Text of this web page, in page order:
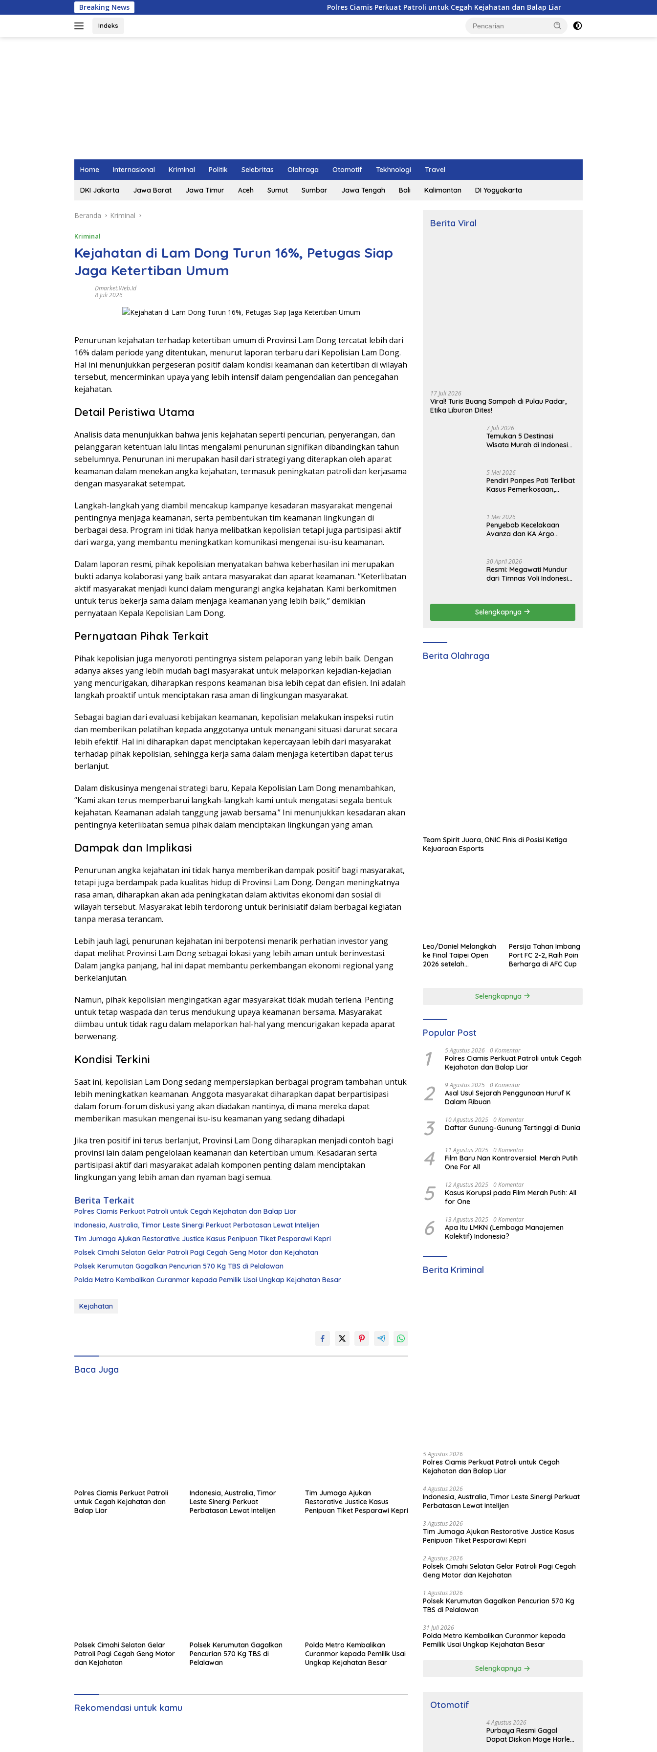
ke
Breaking News Polres Ciamis Perkuat Patroli untuk Cegah Kejahatan dan Balap Liar Gaji Manajer Kopdes Rp 16
Indeks
Home Internasional Kriminal Politik Selebritas Olahraga Otomotif Tekhnologi Travel
DKI Jakarta Jawa Barat Jawa Timur Aceh Sumut Sumbar Jawa Tengah Bali Kalimantan DI Yogyakarta
Beranda Kriminal
Kriminal
Kejahatan di Lam Dong Turun 16%, Petugas Siap
Jaga Ketertiban Umum
Dmarket.web.id
8 Juli 2026
Penurunan kejahatan terhadap ketertiban umum di Provinsi Lam Dong tercatat lebih dari
16% dalam periode yang ditentukan, menurut laporan terbaru dari Kepolisian Lam Dong.
Hal ini menunjukkan pergeseran positif dalam kondisi keamanan dan ketertiban di wilayah
tersebut, mencerminkan upaya yang lebih intensif dalam pengendalian dan pencegahan
kejahatan.
Detail Peristiwa Utama
Analisis data menunjukkan bahwa jenis kejahatan seperti pencurian, penyerangan, dan
pelanggaran ketentuan lalu lintas mengalami penurunan signifikan dibandingkan tahun
sebelumnya. Penurunan ini merupakan hasil dari strategi yang diterapkan oleh aparat
keamanan dalam menekan angka kejahatan, termasuk peningkatan patroli dan kerjasama
dengan masyarakat setempat.
Langkah-langkah yang diambil mencakup kampanye kesadaran masyarakat mengenai
pentingnya menjaga keamanan, serta pembentukan tim keamanan lingkungan di
berbagai desa. Program ini tidak hanya melibatkan kepolisian tetapi juga partisipasi aktif
dari warga, yang membantu meningkatkan komunikasi mengenai isu-isu keamanan.
Dalam laporan resmi, pihak kepolisian menyatakan bahwa keberhasilan ini merupakan
bukti adanya kolaborasi yang baik antara masyarakat dan aparat keamanan. “Keterlibatan
aktif masyarakat menjadi kunci dalam mengurangi angka kejahatan. Kami berkomitmen
untuk terus bekerja sama dalam menjaga keamanan yang lebih baik,” demikian
pernyataan Kepala Kepolisian Lam Dong.
Pernyataan Pihak Terkait
Pihak kepolisian juga menyoroti pentingnya sistem pelaporan yang lebih baik. Dengan
adanya akses yang lebih mudah bagi masyarakat untuk melaporkan kejadian-kejadian
yang mencurigakan, diharapkan respons keamanan bisa lebih cepat dan efisien. Ini adalah
langkah proaktif untuk menciptakan rasa aman di lingkungan masyarakat.
Sebagai bagian dari evaluasi kebijakan keamanan, kepolisian melakukan inspeksi rutin
dan memberikan pelatihan kepada anggotanya untuk menangani situasi darurat secara
lebih efektif. Hal ini diharapkan dapat menciptakan kepercayaan lebih dari masyarakat
terhadap pihak kepolisian, sehingga kerja sama dalam menjaga ketertiban dapat terus
berlanjut.
Dalam diskusinya mengenai strategi baru, Kepala Kepolisian Lam Dong menambahkan,
“Kami akan terus memperbarui langkah-langkah kami untuk mengatasi segala bentuk
kejahatan. Keamanan adalah tanggung jawab bersama.” Ini menunjukkan kesadaran akan
pentingnya keterlibatan semua pihak dalam menciptakan lingkungan yang aman.
Dampak dan Implikasi
Penurunan angka kejahatan ini tidak hanya memberikan dampak positif bagi masyarakat,
tetapi juga berdampak pada kualitas hidup di Provinsi Lam Dong. Dengan meningkatnya
rasa aman, diharapkan akan ada peningkatan dalam aktivitas ekonomi dan sosial di
wilayah tersebut. Masyarakat lebih terdorong untuk berinisiatif dalam berbagai kegiatan
tanpa merasa terancam.
Lebih jauh lagi, penurunan kejahatan ini berpotensi menarik perhatian investor yang
dapat melihat Provinsi Lam Dong sebagai lokasi yang lebih aman untuk berinvestasi.
Dalam jangka panjang, hal ini dapat membantu perkembangan ekonomi regional yang
berkelanjutan.
Namun, pihak kepolisian mengingatkan agar masyarakat tidak mudah terlena. Penting
untuk tetap waspada dan terus mendukung upaya keamanan bersama. Masyarakat
diimbau untuk tidak ragu dalam melaporkan hal-hal yang mencurigakan kepada aparat
berwenang.
Kondisi Terkini
Saat ini, kepolisian Lam Dong sedang mempersiapkan berbagai program tambahan untuk
lebih meningkatkan keamanan. Anggota masyarakat diharapkan dapat berpartisipasi
dalam forum-forum diskusi yang akan diadakan nantinya, di mana mereka dapat
memberikan masukan mengenai isu-isu keamanan yang sedang dihadapi.
Jika tren positif ini terus berlanjut, Provinsi Lam Dong diharapkan menjadi contoh bagi
provinsi lain dalam pengelolaan keamanan dan ketertiban umum. Kesadaran serta
partisipasi aktif dari masyarakat adalah komponen penting dalam menciptakan
lingkungan yang lebih aman dan nyaman bagi semua.
Berita Terkait
Polres Ciamis Perkuat Patroli untuk Cegah Kejahatan dan Balap Liar
Indonesia, Australia, Timor Leste Sinergi Perkuat Perbatasan Lewat Intelijen
Tim Jumaga Ajukan Restorative Justice Kasus Penipuan Tiket Pesparawi Kepri
Polsek Cimahi Selatan Gelar Patroli Pagi Cegah Geng Motor dan Kejahatan
Polsek Kerumutan Gagalkan Pencurian 570 Kg TBS di Pelalawan
Polda Metro Kembalikan Curanmor kepada Pemilik Usai Ungkap Kejahatan Besar
Kejahatan
Baca Juga
Polres Ciamis Perkuat Patroli
untuk Cegah Kejahatan dan
Balap Liar
Indonesia, Australia, Timor
Leste Sinergi Perkuat
Perbatasan Lewat Intelijen
Tim Jumaga Ajukan
Restorative Justice Kasus
Penipuan Tiket Pesparawi Kepri
Polsek Cimahi Selatan Gelar
Patroli Pagi Cegah Geng Motor
dan Kejahatan
Polsek Kerumutan Gagalkan
Pencurian 570 Kg TBS di
Pelalawan
Polda Metro Kembalikan
Curanmor kepada Pemilik Usai
Ungkap Kejahatan Besar
Rekomendasi untuk kamu
Berita Viral
17 Juli 2026
Viral! Turis Buang Sampah di Pulau Padar,
Etika Liburan Dites!
7 Juli 2026
Temukan 5 Destinasi
Wisata Murah di Indonesia
5 Mei 2026
Pendiri Ponpes Pati Terlibat
Kasus Pemerkosaan,
1 Mei 2026
Penyebab Kecelakaan
Avanza dan KA Argo
30 April 2026
Resmi: Megawati Mundur
dari Timnas Voli Indonesia,
Selengkapnya
Berita Olahraga
Team Spirit Juara, ONIC Finis di Posisi Ketiga
Kejuaraan Esports
Leo/Daniel Melangkah
ke Final Taipei Open
2026 setelah
Persija Tahan Imbang
Port FC 2-2, Raih Poin
Berharga di AFC Cup
Selengkapnya
Popular Post
1 5 Agustus 2026 0 Komentar
Polres Ciamis Perkuat Patroli untuk Cegah
Kejahatan dan Balap Liar
2 9 Agustus 2025 0 Komentar
Asal Usul Sejarah Penggunaan Huruf K
Dalam Ribuan
3 10 Agustus 2025 0 Komentar
Daftar Gunung-Gunung Tertinggi di Dunia
4 11 Agustus 2025 0 Komentar
Film Baru Nan Kontroversial: Merah Putih
One For All
5 12 Agustus 2025 0 Komentar
Kasus Korupsi pada Film Merah Putih: All
for One
6 13 Agustus 2025 0 Komentar
Apa Itu LMKN (Lembaga Manajemen
Kolektif) Indonesia?
Berita Kriminal
5 Agustus 2026
Polres Ciamis Perkuat Patroli untuk Cegah
Kejahatan dan Balap Liar
4 Agustus 2026
Indonesia, Australia, Timor Leste Sinergi Perkuat
Perbatasan Lewat Intelijen
3 Agustus 2026
Tim Jumaga Ajukan Restorative Justice Kasus
Penipuan Tiket Pesparawi Kepri
2 Agustus 2026
Polsek Cimahi Selatan Gelar Patroli Pagi Cegah
Geng Motor dan Kejahatan
1 Agustus 2026
Polsek Kerumutan Gagalkan Pencurian 570 Kg
TBS di Pelalawan
31 Juli 2026
Polda Metro Kembalikan Curanmor kepada
Pemilik Usai Ungkap Kejahatan Besar
Selengkapnya
Otomotif
4 Agustus 2026
Purbaya Resmi Gagal
Dapat Diskon Moge Harley